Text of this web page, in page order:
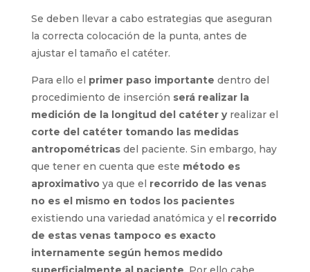
La atención y la precisión en la localización
exacta de la punta del catéter PICC
esencial para minimizar el riesgo de
complicaciones y garantizar una
administración
eficaz de los medicamentos.
Se deben llevar a cabo estrategias que
aseguran la correcta colocación de la punta,
antes de ajustar el tamaño el catéter.
Para ello elprimer paso importantedentro del
procedimiento de inserciónserá realizar la
medición de la longitud del catéter
elcorte del catéter tomando las medidas
antropométricasdel paciente. Sin embargo,